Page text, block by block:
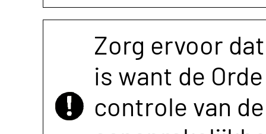
Zorg ervoor
is want de
controle van